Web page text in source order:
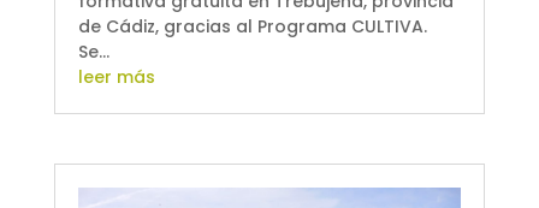
de Cádiz, gracias al Programa CULTIVA.
Se...
leer más